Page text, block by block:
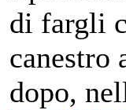
di fargli
canestro
dopo,